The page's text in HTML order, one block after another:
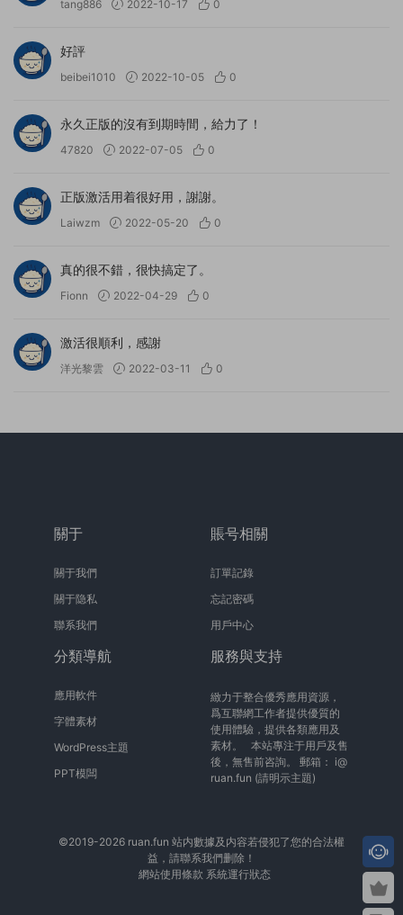
tang886 2022-10-17 0
好評
beibei1010 2022-10-05 0
永久正版的沒有到期時間，給力了！
47820 2022-07-05 0
正版激活用着很好用，謝謝。
Laiwzm 2022-05-20 0
真的很不錯，很快搞定了。
Fionn 2022-04-29 0
激活很順利，感謝
洋光黎雲 2022-03-11 0
關于
關于我們
關于隐私
聯系我們
賬号相關
訂單記錄
忘記密碼
用戶中心
分類導航
應用軟件
字體素材
WordPress主題
PPT模闆
服務與支持
緻力于整合優秀應用資源，
爲互聯網工作者提供優質的
使用體驗，提供各類應用及
素材。 本站專注于用戶及售
後，無售前咨詢。 郵箱： i@
ruan.fun (請明示主題)
©2019-2026 ruan.fun 站内數據及内容若侵犯了您的合法權
益，請聯系我們删除！
網站使用條款 系統運行狀态